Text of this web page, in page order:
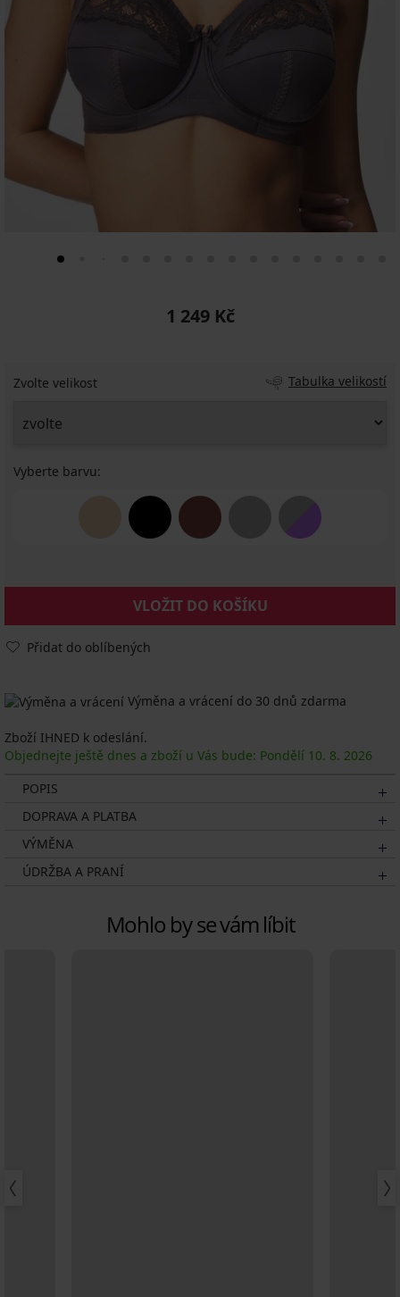
1 249 Kč
Zvolte velikost Tabulka velikostí
Vyberte barvu:
VLOŽIT DO KOŠÍKU
Přidat do oblíbených
Výměna a vrácení do 30 dnů zdarma
Zboží IHNED k odeslání.
Objednejte ještě dnes a zboží u Vás bude: Pondělí 10. 8. 2026
POPIS
DOPRAVA A PLATBA
VÝMĚNA
ÚDRŽBA A PRANÍ
Mohlo by se vám líbit